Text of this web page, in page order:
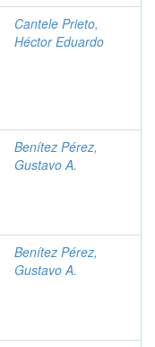
Cantele Prieto,
Héctor Eduardo
Benítez Pérez,
Gustavo A.
Benítez Pérez,
Gustavo A.